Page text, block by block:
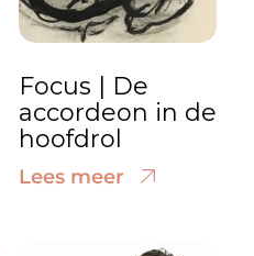
Focus | De
accordeon in de
hoofdrol
Lees meer